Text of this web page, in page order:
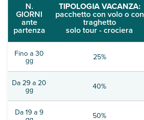
N.
GIORNI
ante
partenza
TIPOLOGIA VACANZA:
pacchetto con volo o con
traghetto
solo tour - crociera
Fino a 30
gg 25%
Da 29 a 20
gg 40%
Da 19 a 9 50%